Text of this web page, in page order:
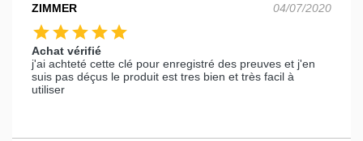
ZIMMER 04/07/2020
starstarstarstarstar
Achat vérifié
j'ai achteté cette clé pour enregistré des preuves et j'en
suis pas déçus le produit est tres bien et très facil à
utiliser